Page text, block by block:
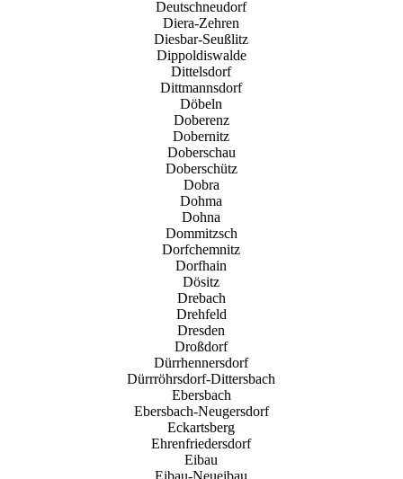
Deutschneudorf
Diera-Zehren
Diesbar-Seußlitz
Dippoldiswalde
Dittelsdorf
Dittmannsdorf
Döbeln
Doberenz
Dobernitz
Doberschau
Doberschütz
Dobra
Dohma
Dohna
Dommitzsch
Dorfchemnitz
Dorfhain
Dösitz
Drebach
Drehfeld
Dresden
Droßdorf
Dürrhennersdorf
Dürrröhrsdorf-Dittersbach
Ebersbach
Ebersbach-Neugersdorf
Eckartsberg
Ehrenfriedersdorf
Eibau
Eibau-Neueibau